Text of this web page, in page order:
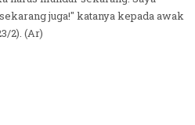
juga!" katanya kepada awak
2). (Ar)